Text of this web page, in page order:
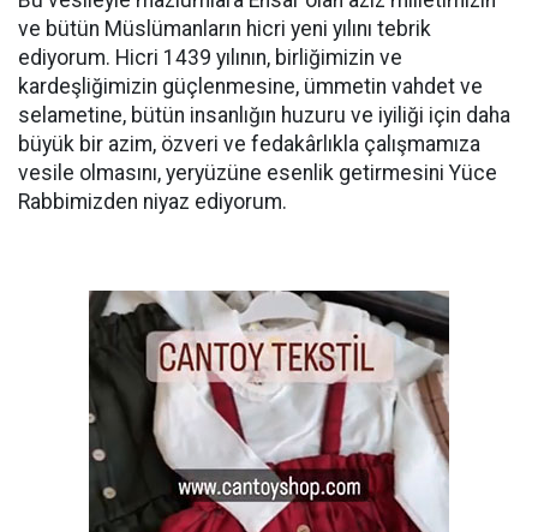
ve bütün Müslümanların hicri yeni yılını tebrik
ediyorum. Hicri 1439 yılının, birliğimizin ve
kardeşliğimizin güçlenmesine, ümmetin vahdet ve
selametine, bütün insanlığın huzuru ve iyiliği için daha
büyük bir azim, özveri ve fedakârlıkla çalışmamıza
vesile olmasını, yeryüzüne esenlik getirmesini Yüce
Rabbimizden niyaz ediyorum.